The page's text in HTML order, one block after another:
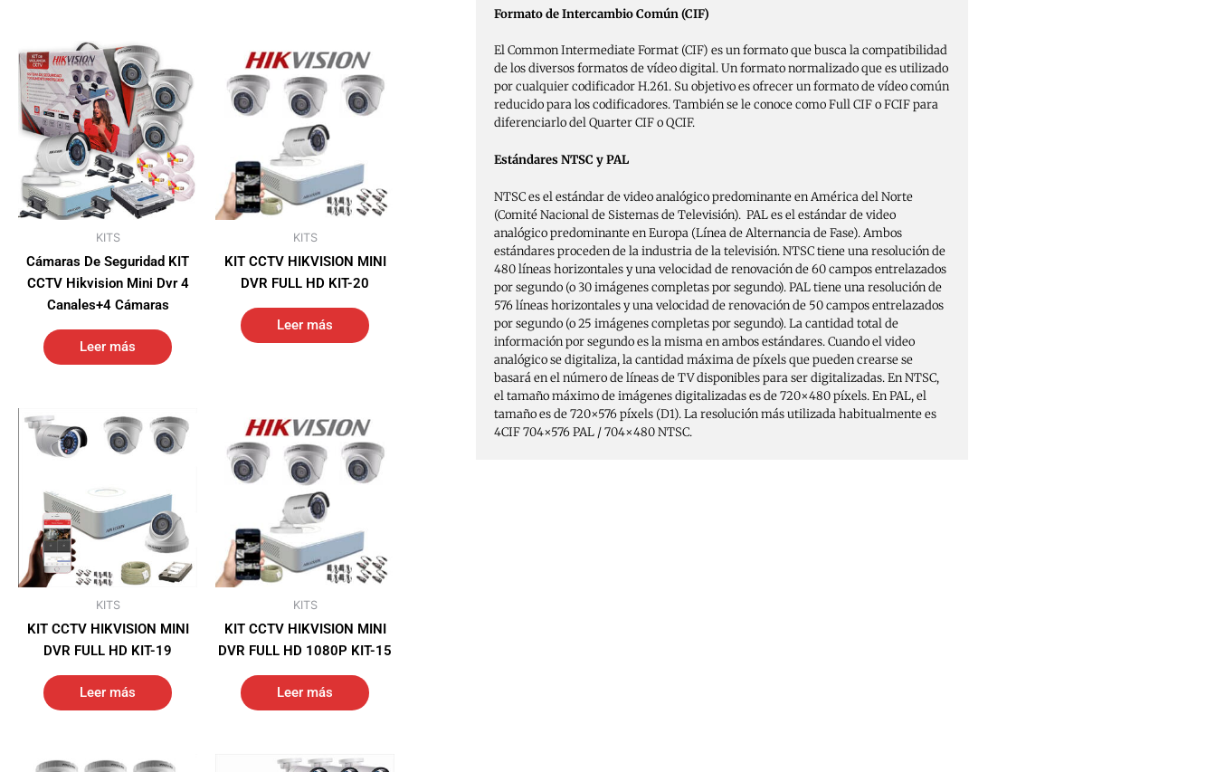
KITS
Cámaras De Seguridad KIT
CCTV Hikvision Mini Dvr 4
Canales+4 Cámaras
Leer más
KITS
KIT CCTV HIKVISION MINI
DVR FULL HD KIT-20
Leer más
KITS
KIT CCTV HIKVISION MINI
DVR FULL HD KIT-19
Leer más
KITS
KIT CCTV HIKVISION MINI
DVR FULL HD 1080P KIT-15
Leer más
Formato de Intercambio Común (CIF)
El Common Intermediate Format (CIF) es un formato que busca la compatibilidad
de los diversos formatos de vídeo digital. Un formato normalizado que es utilizado
por cualquier codificador H.261. Su objetivo es ofrecer un formato de vídeo común
reducido para los codificadores. También se le conoce como Full CIF o FCIF para
diferenciarlo del Quarter CIF o QCIF.
Estándares NTSC y PAL
NTSC es el estándar de video analógico predominante en América del Norte
(Comité Nacional de Sistemas de Televisión). PAL es el estándar de video
analógico predominante en Europa (Línea de Alternancia de Fase). Ambos
estándares proceden de la industria de la televisión. NTSC tiene una resolución de
480 líneas horizontales y una velocidad de renovación de 60 campos entrelazados
por segundo (o 30 imágenes completas por segundo). PAL tiene una resolución de
576 líneas horizontales y una velocidad de renovación de 50 campos entrelazados
por segundo (o 25 imágenes completas por segundo). La cantidad total de
información por segundo es la misma en ambos estándares. Cuando el video
analógico se digitaliza, la cantidad máxima de píxels que pueden crearse se
basará en el número de líneas de TV disponibles para ser digitalizadas. En NTSC,
el tamaño máximo de imágenes digitalizadas es de 720×480 píxels. En PAL, el
tamaño es de 720×576 píxels (D1). La resolución más utilizada habitualmente es
4CIF 704×576 PAL / 704×480 NTSC.